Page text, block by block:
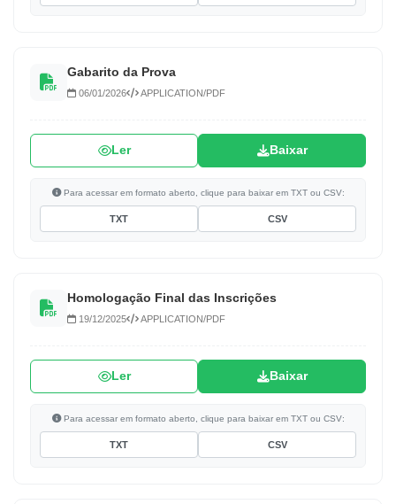
Gabarito da Prova
06/01/2026 APPLICATION/PDF
Ler Baixar
Para acessar em formato aberto, clique para baixar em TXT ou CSV:
TXT CSV
Homologação Final das Inscrições
19/12/2025 APPLICATION/PDF
Ler Baixar
Para acessar em formato aberto, clique para baixar em TXT ou CSV:
TXT CSV